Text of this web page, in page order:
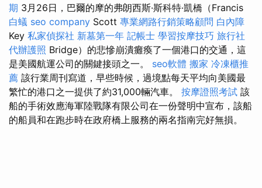
期 3月26日，巴爾的摩的弗朗西斯·斯科特·凱橋（Francis
白蟻 seo company Scott 專業網路行銷策略顧問 白內障
Key 私家偵探社 新墓第一年 記帳士 學習按摩技巧 旅行社
代辦護照 Bridge）的悲慘崩潰癱瘓了一個港口的交通，這
是美國航運公司的關鍵接頭之一。 seo軟體 搬家 冷凍櫃推
薦 該行業周刊寫道，早些時候，過境點每天平均向美國最
繁忙的港口之一提供了約31,000輛汽車。 按摩證照考試 該
船的手術效應海軍陸戰隊有限公司在一份聲明中宣布，該船
的船員和在跑步時在政府橋上服務的兩名指南完好無損。